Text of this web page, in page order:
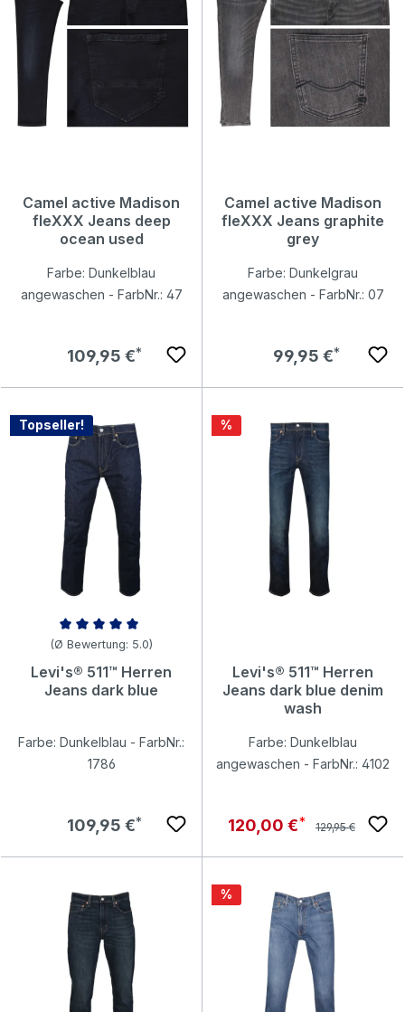
Camel active Madison
fleXXX Jeans deep
ocean used
Farbe: Dunkelblau
angewaschen - FarbNr.: 47
Regulärer Preis:
109,95 €
Camel active Madison
fleXXX Jeans graphite
grey
Farbe: Dunkelgrau
angewaschen - FarbNr.: 07
Regulärer Preis:
99,95 €
Topseller!
Durchschnittliche Bewertung von 5 von 5 Sternen
(Ø Bewertung: 5.0)
Levi's® 511™ Herren
Jeans dark blue
Farbe: Dunkelblau - FarbNr.:
1786
Regulärer Preis:
109,95 €
Rabatt
%
Levi's® 511™ Herren
Jeans dark blue denim
wash
Farbe: Dunkelblau
angewaschen - FarbNr.: 4102
Verkaufspreis:
120,00 € Regulärer Preis:
129,95 €
Rabatt
%